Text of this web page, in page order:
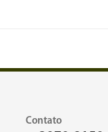
Contato